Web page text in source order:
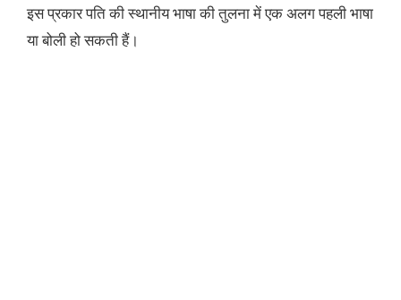
इस प्रकार पति की स्थानीय भाषा की तुलना में एक अलग पहली भाषा
या बोली हो सकती हैं।